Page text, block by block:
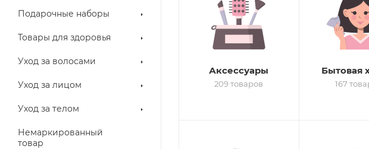
Подарочные наборы
Товары для здоровья
Уход за волосами
Уход за лицом
Уход за телом
Немаркированный
товар
Аксессуары
209 товаров
Бытовая
167